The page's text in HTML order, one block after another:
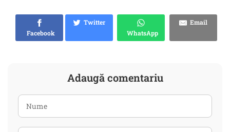
Facebook
Twitter
WhatsApp
Email
Adaugă comentariu